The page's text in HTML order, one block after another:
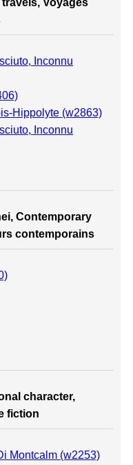
Inconnu
Hippolyte (w2863)
Inconnu
Contemporary
contemporains
character,
fiction
Montcalm (w2253)